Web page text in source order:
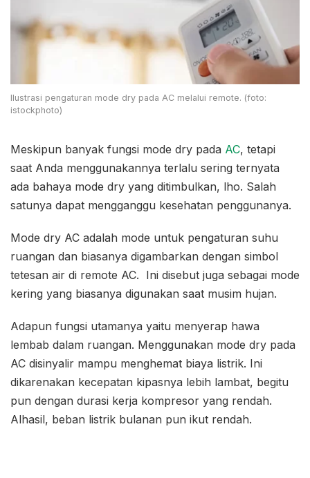
Ilustrasi pengaturan mode dry pada AC melalui remote. (foto:
istockphoto)
Meskipun banyak fungsi mode dry pada AC, tetapi
saat Anda menggunakannya terlalu sering ternyata
ada bahaya mode dry yang ditimbulkan, lho. Salah
satunya dapat mengganggu kesehatan penggunanya.
Mode dry AC adalah mode untuk pengaturan suhu
ruangan dan biasanya digambarkan dengan simbol
tetesan air di remote AC. Ini disebut juga sebagai mode
kering yang biasanya digunakan saat musim hujan.
Adapun fungsi utamanya yaitu menyerap hawa
lembab dalam ruangan. Menggunakan mode dry pada
AC disinyalir mampu menghemat biaya listrik. Ini
dikarenakan kecepatan kipasnya lebih lambat, begitu
pun dengan durasi kerja kompresor yang rendah.
Alhasil, beban listrik bulanan pun ikut rendah.